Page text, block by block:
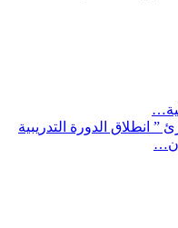
” انطلاق الدورة التدريبية